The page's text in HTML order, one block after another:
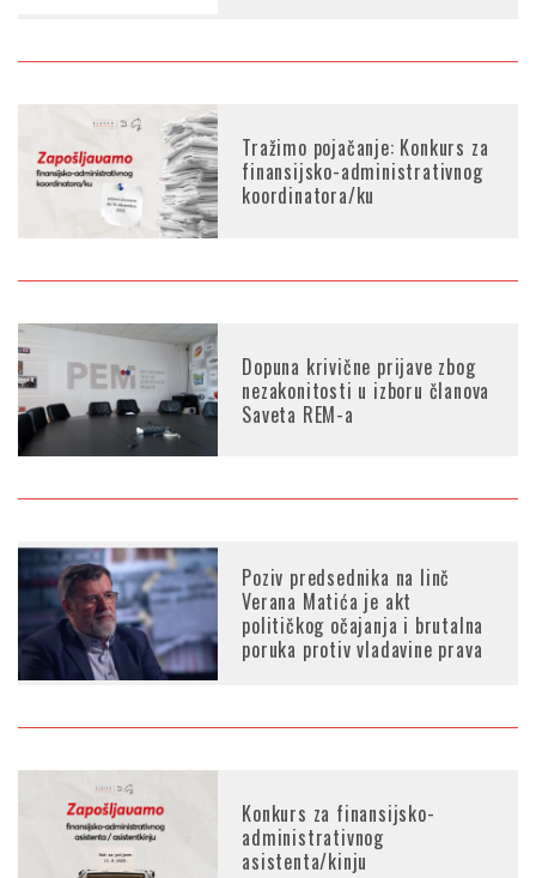
Tražimo pojačanje: Konkurs za
finansijsko-administrativnog
koordinatora/ku
Dopuna krivične prijave zbog
nezakonitosti u izboru članova
Saveta REM-a
Poziv predsednika na linč
Verana Matića je akt
političkog očajanja i brutalna
poruka protiv vladavine prava
Konkurs za finansijsko-
administrativnog
asistenta/kinju